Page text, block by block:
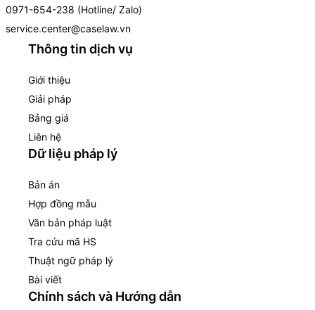
0971-654-238 (Hotline/ Zalo)
service.center@caselaw.vn
Thông tin dịch vụ
Giới thiệu
Giải pháp
Bảng giá
Liên hệ
Dữ liệu pháp lý
Bản án
Hợp đồng mẫu
Văn bản pháp luật
Tra cứu mã HS
Thuật ngữ pháp lý
Bài viết
Chính sách và Hướng dẫn